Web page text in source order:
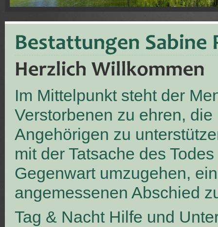
Im Mittelpunkt steht der
Verstorbenen zu ehren, die
Angehörigen zu
mit der Tatsache des
Gegenwart umzugehen,
angemessenen Abschied
Tag & Nacht Hilfe und